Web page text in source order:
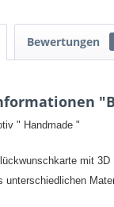
Bewertungen
" Handmade "
mit
unterschiedlichen